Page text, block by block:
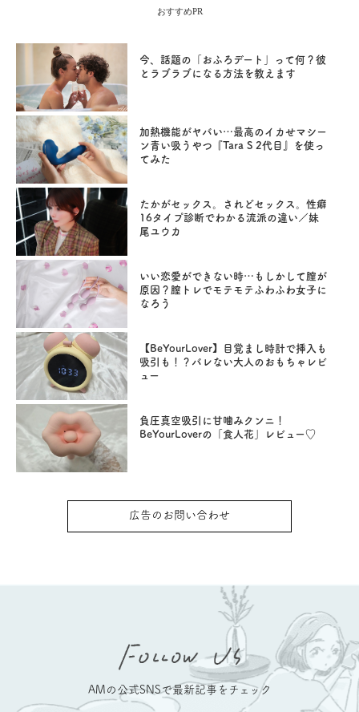
おすすめPR
今、話題の「おふろデート」って何？彼
とラブラブになる方法を教えます
加熱機能がヤバい…最高のイカせマシー
ン青い吸うやつ『Tara S 2代目』を使っ
てみた
たかがセックス。されどセックス。性癖
16タイプ診断でわかる流派の違い／妹
尾ユウカ
いい恋愛ができない時…もしかして膣が
原因？膣トレでモテモテふわふわ女子に
なろう
【BeYourLover】目覚まし時計で挿入も
吸引も！？バレない大人のおもちゃレビ
ュー
負圧真空吸引に甘噛みクンニ！
BeYourLoverの「食人花」レビュー♡
広告のお問い合わせ
AMの公式SNSで最新記事をチェック